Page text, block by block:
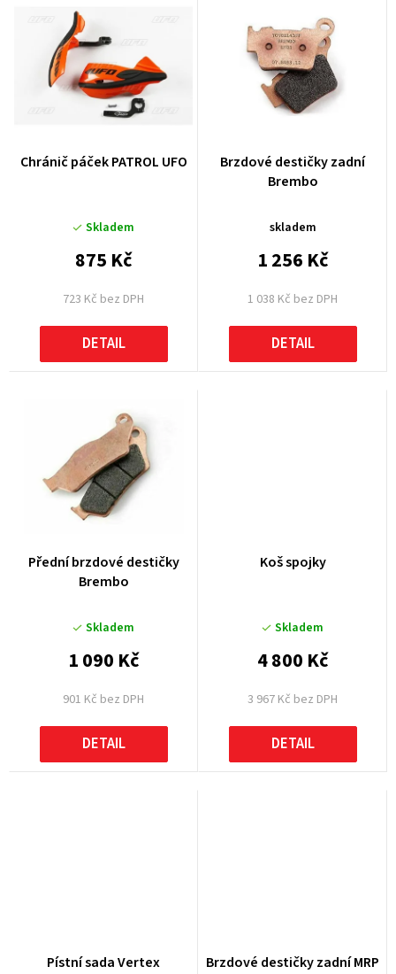
Chránič páček PATROL UFO
Skladem
723 Kč bez DPH
875 Kč
DETAIL
Brzdové destičky zadní
Brembo
skladem
1 038 Kč bez DPH
1 256 Kč
DETAIL
Přední brzdové destičky
Brembo
Skladem
901 Kč bez DPH
1 090 Kč
DETAIL
Koš spojky
Skladem
3 967 Kč bez DPH
4 800 Kč
DETAIL
Pístní sada Vertex Brzdové destičky zadní MRP